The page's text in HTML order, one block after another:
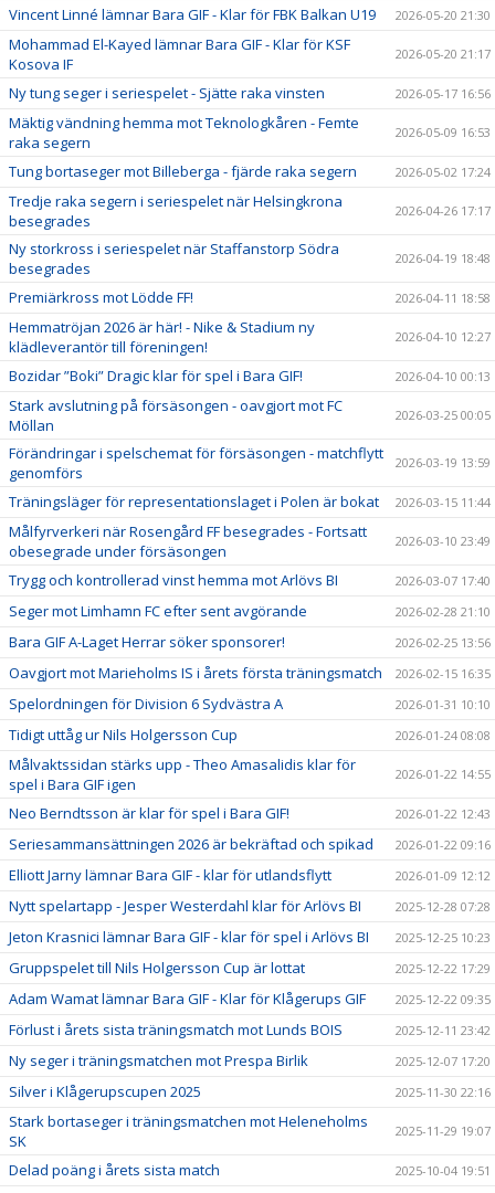
Vincent Linné lämnar Bara GIF - Klar för FBK Balkan U19 2026-05-20 21:30
Mohammad El-Kayed lämnar Bara GIF - Klar för KSF
Kosova IF
2026-05-20 21:17
Ny tung seger i seriespelet - Sjätte raka vinsten 2026-05-17 16:56
Mäktig vändning hemma mot Teknologkåren - Femte
raka segern
2026-05-09 16:53
Tung bortaseger mot Billeberga - fjärde raka segern 2026-05-02 17:24
Tredje raka segern i seriespelet när Helsingkrona
besegrades
2026-04-26 17:17
Ny storkross i seriespelet när Staffanstorp Södra
besegrades
2026-04-19 18:48
Premiärkross mot Lödde FF! 2026-04-11 18:58
Hemmatröjan 2026 är här! - Nike & Stadium ny
klädleverantör till föreningen!
2026-04-10 12:27
Bozidar ”Boki” Dragic klar för spel i Bara GIF! 2026-04-10 00:13
Stark avslutning på försäsongen - oavgjort mot FC
Möllan
2026-03-25 00:05
Förändringar i spelschemat för försäsongen - matchflytt
genomförs
2026-03-19 13:59
Träningsläger för representationslaget i Polen är bokat 2026-03-15 11:44
Målfyrverkeri när Rosengård FF besegrades - Fortsatt
obesegrade under försäsongen
2026-03-10 23:49
Trygg och kontrollerad vinst hemma mot Arlövs BI 2026-03-07 17:40
Seger mot Limhamn FC efter sent avgörande 2026-02-28 21:10
Bara GIF A-Laget Herrar söker sponsorer! 2026-02-25 13:56
Oavgjort mot Marieholms IS i årets första träningsmatch 2026-02-15 16:35
Spelordningen för Division 6 Sydvästra A 2026-01-31 10:10
Tidigt uttåg ur Nils Holgersson Cup 2026-01-24 08:08
Målvaktssidan stärks upp - Theo Amasalidis klar för
spel i Bara GIF igen
2026-01-22 14:55
Neo Berndtsson är klar för spel i Bara GIF! 2026-01-22 12:43
Seriesammansättningen 2026 är bekräftad och spikad 2026-01-22 09:16
Elliott Jarny lämnar Bara GIF - klar för utlandsflytt 2026-01-09 12:12
Nytt spelartapp - Jesper Westerdahl klar för Arlövs BI 2025-12-28 07:28
Jeton Krasnici lämnar Bara GIF - klar för spel i Arlövs BI 2025-12-25 10:23
Gruppspelet till Nils Holgersson Cup är lottat 2025-12-22 17:29
Adam Wamat lämnar Bara GIF - Klar för Klågerups GIF 2025-12-22 09:35
Förlust i årets sista träningsmatch mot Lunds BOIS 2025-12-11 23:42
Ny seger i träningsmatchen mot Prespa Birlik 2025-12-07 17:20
Silver i Klågerupscupen 2025 2025-11-30 22:16
Stark bortaseger i träningsmatchen mot Heleneholms
SK
2025-11-29 19:07
Delad poäng i årets sista match 2025-10-04 19:51